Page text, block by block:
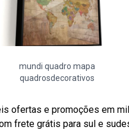
mundi quadro mapa
quadrosdecorativos
ofertas e promoções em
frete grátis para sul e